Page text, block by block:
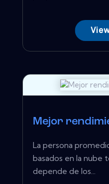
Mejor
La persona
basados ​​en la nube
depende de los...